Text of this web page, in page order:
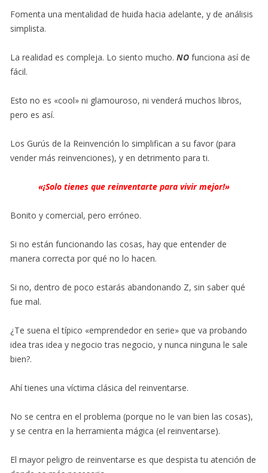
Fomenta una mentalidad de huida hacia adelante, y de análisis
simplista.
La realidad es compleja. Lo siento mucho. NO funciona así de
fácil.
Esto no es «cool» ni glamouroso, ni venderá muchos libros,
pero es así.
Los Gurús de la Reinvención lo simplifican a su favor (para
vender más reinvenciones), y en detrimento para ti.
«¡Solo tienes que reinventarte para vivir mejor!»
Bonito y comercial, pero erróneo.
Si no están funcionando las cosas, hay que entender de
manera correcta por qué no lo hacen.
Si no, dentro de poco estarás abandonando Z, sin saber qué
fue mal.
¿Te suena el típico «emprendedor en serie» que va probando
idea tras idea y negocio tras negocio, y nunca ninguna le sale
bien?.
Ahí tienes una víctima clásica del reinventarse.
No se centra en el problema (porque no le van bien las cosas),
y se centra en la herramienta mágica (el reinventarse).
El mayor peligro de reinventarse es que despista tu atención de